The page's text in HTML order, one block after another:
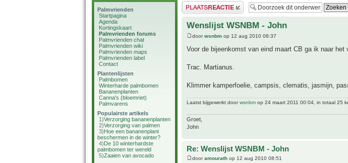
Palmvrienden
Startpagina
Agenda
Kortingskaart
Palmvrienden forums
Palmvrienden chat
Palmvrienden wiki
Palmvrienden maps
Palmvrienden label
Contact
Plantenlijsten
Palmbomen
Winterharde palmbomen
Bananenplanten
Canna's (bloemriet)
Palmvarens
Populairste artikels
1)Verzorging bananenplanten
2)Verzorging van palmen
3)Hoe een bananenplant
beschermen in de winter?
4)De 10 winterhardste
palmbomen ter wereld
5)Zaaien van avocado
Plaats een reactie
Wenslijst WSNBM - John
doorwsnbm op 12 aug 2010 08:37
Voor de bijeenkomst van eind maart CB ga ik naar het
Trac. Martianus.
Klimmer kamperfoelie, campsis, clematis, jasmijn,
Laatst bijgewerkt doorwsnbm op 24 maart 2011 00:04, in totaal 25
Groet,
John
Re: Wenslijst WSNBM - John
dooramourath op 12 aug 2010 08:51